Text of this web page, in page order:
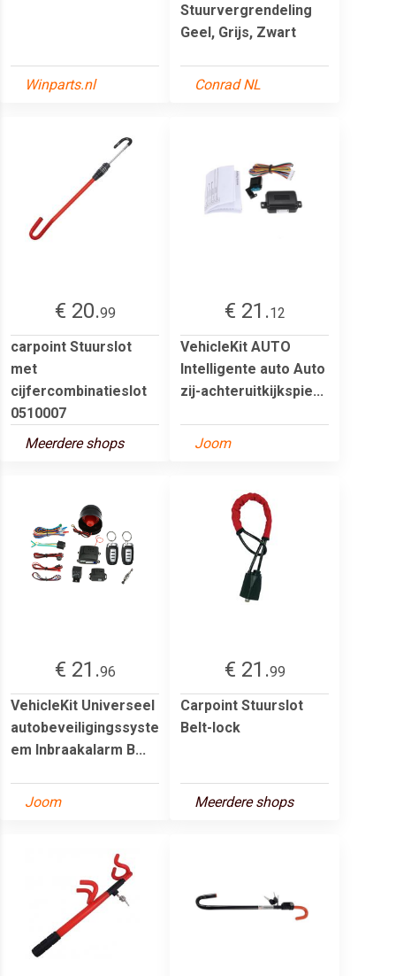
Winparts.nl
Stuurvergrendeling
Geel, Grijs, Zwart
Conrad NL
€ 20.99
carpoint Stuurslot
met
cijfercombinatieslot
0510007
Meerdere shops
€ 21.12
VehicleKit AUTO
Intelligente auto Auto
zij-achteruitkijkspie...
Joom
€ 21.96
VehicleKit Universeel
autobeveiligingssyste
em Inbraakalarm B...
Joom
€ 21.99
Carpoint Stuurslot
Belt-lock
Meerdere shops